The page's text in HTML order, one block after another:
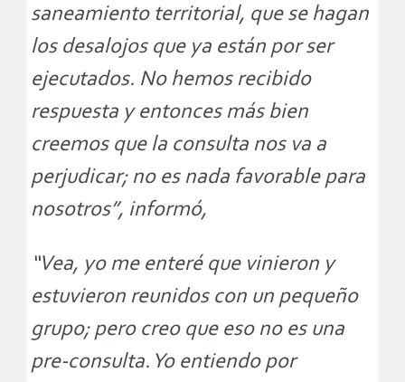
saneamiento territorial, que se hagan
los desalojos que ya están por ser
ejecutados. No hemos recibido
respuesta y entonces más bien
creemos que la consulta nos va a
perjudicar; no es nada favorable para
nosotros”, informó,
“Vea, yo me enteré que vinieron y
estuvieron reunidos con un pequeño
grupo; pero creo que eso no es una
pre-consulta. Yo entiendo por